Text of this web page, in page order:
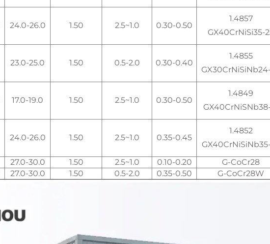
1.4857
GX40CrNiSi35-
0.30-0.50
1.0~2.5
1.50
24.0-26.0
1.4855
0.30-0.40
0.5-2.0
1.50
23.0-25.0
1.4849
0.30-0.50
1.0~2.5
1.50
17.0-19.0
1.4852
0.35-0.45
1.0~2.5
1.50
24.0-26.0
G-CoCr28
0.10-0.20
1.0~2.5
1.50
27.0-30.0
G-CoCr28W
0.35-0.50
0.5-2.0
1.50
27.0-30.0